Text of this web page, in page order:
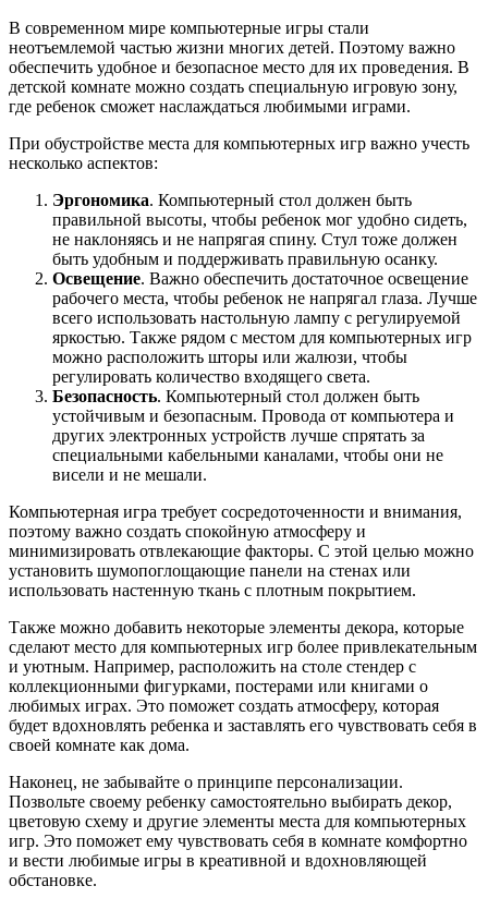
В современном мире компьютерные игры стали
неотъемлемой частью жизни многих детей. Поэтому важно
обеспечить удобное и безопасное место для их проведения. В
детской комнате можно создать специальную игровую зону,
где ребенок сможет наслаждаться любимыми играми.
При обустройстве места для компьютерных игр важно учесть
несколько аспектов:
Эргономика. Компьютерный стол должен быть
правильной высоты, чтобы ребенок мог удобно сидеть,
не наклоняясь и не напрягая спину. Стул тоже должен
быть удобным и поддерживать правильную осанку.
Освещение. Важно обеспечить достаточное освещение
рабочего места, чтобы ребенок не напрягал глаза. Лучше
всего использовать настольную лампу с регулируемой
яркостью. Также рядом с местом для компьютерных игр
можно расположить шторы или жалюзи, чтобы
регулировать количество входящего света.
Безопасность. Компьютерный стол должен быть
устойчивым и безопасным. Провода от компьютера и
других электронных устройств лучше спрятать за
специальными кабельными каналами, чтобы они не
висели и не мешали.
Компьютерная игра требует сосредоточенности и внимания,
поэтому важно создать спокойную атмосферу и
минимизировать отвлекающие факторы. С этой целью можно
установить шумопоглощающие панели на стенах или
использовать настенную ткань с плотным покрытием.
Также можно добавить некоторые элементы декора, которые
сделают место для компьютерных игр более привлекательным
и уютным. Например, расположить на столе стендер с
коллекционными фигурками, постерами или книгами о
любимых играх. Это поможет создать атмосферу, которая
будет вдохновлять ребенка и заставлять его чувствовать себя в
своей комнате как дома.
Наконец, не забывайте о принципе персонализации.
Позвольте своему ребенку самостоятельно выбирать декор,
цветовую схему и другие элементы места для компьютерных
игр. Это поможет ему чувствовать себя в комнате комфортно
и вести любимые игры в креативной и вдохновляющей
обстановке.